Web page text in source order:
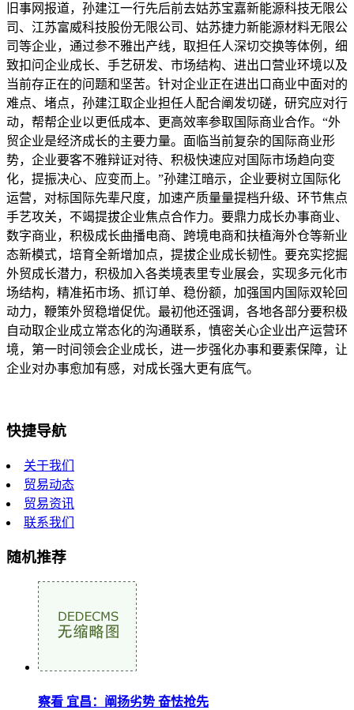
旧事网报道，孙建江一行先后前去姑苏宝嘉新能源科技无限公
司、江苏富威科技股份无限公司、姑苏捷力新能源材料无限公
司等企业，通过参不雅出产线，取担任人深切交换等体例，细
致扣问企业成长、手艺研发、市场结构、进出口营业环境以及
当前存正在的问题和坚苦。针对企业正在进出口商业中面对的
难点、堵点，孙建江取企业担任人配合阐发切磋，研究应对行
动，帮帮企业以更低成本、更高效率参取国际商业合作。“外
贸企业是经济成长的主要力量。面临当前复杂的国际商业形
势，企业要客不雅辩证对待、积极快速应对国际市场趋向变
化，提振决心、应变而上。”孙建江暗示，企业要树立国际化
运营，对标国际先辈尺度，加速产质量量提档升级、环节焦点
手艺攻关，不竭提拔企业焦点合作力。要鼎力成长办事商业、
数字商业，积极成长曲播电商、跨境电商和扶植海外仓等新业
态新模式，培育全新增加点，提拔企业成长韧性。要充实挖掘
外贸成长潜力，积极加入各类境表里专业展会，实现多元化市
场结构，精准拓市场、抓订单、稳份额，加强国内国际双轮回
动力，鞭策外贸稳增促优。最初他还强调，各地各部分要积极
自动取企业成立常态化的沟通联系，慎密关心企业出产运营环
境，第一时间领会企业成长，进一步强化办事和要素保障，让
企业对办事愈加有感，对成长强大更有底气。
快捷导航
关于我们
贸易动态
贸易资讯
联系我们
随机推荐
察看 宜昌：阐扬劣势 奋怯抢先